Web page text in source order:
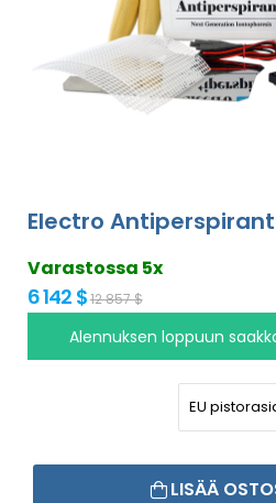
Electro
Varastossa 5x
6 142 $12 857 $
Alennuksen loppuun
LISÄÄ